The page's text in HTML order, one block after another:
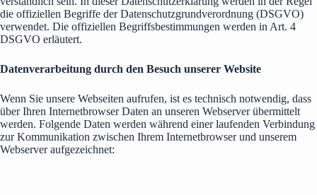
die offiziellen Begriffe der Datenschutzgrundverordnung (DSGVO)
verwendet. Die offiziellen Begriffsbestimmungen werden in Art. 4
DSGVO erläutert.​
Datenverarbeitung durch den Besuch unserer Website
Wenn Sie unsere Webseiten aufrufen, ist es technisch notwendig, dass
über Ihren Internetbrowser Daten an unseren Webserver übermittelt
werden. Folgende Daten werden während einer laufenden Verbindung
zur Kommunikation zwischen Ihrem Internetbrowser und unserem
Webserver aufgezeichnet: